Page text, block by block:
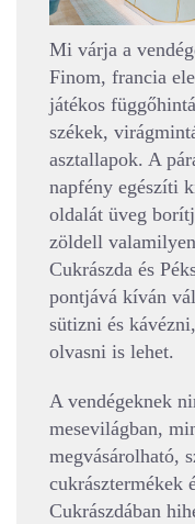
Mi várja a
Finom, francia
játékos
székek,
asztallapok. A
napfény egészíti
oldalát üveg
zöldell
Cukrászda és
pontjává kíván
sütizni és
olvasni is lehet.
A vendégeknek
mesevilágban,
megvásárolható,
cukrásztermékek
Cukrászdában